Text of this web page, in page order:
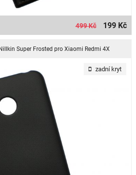
499 Kč 199 Kč
Super Frosted pro Xiaomi Redmi 4X
zadní kryt